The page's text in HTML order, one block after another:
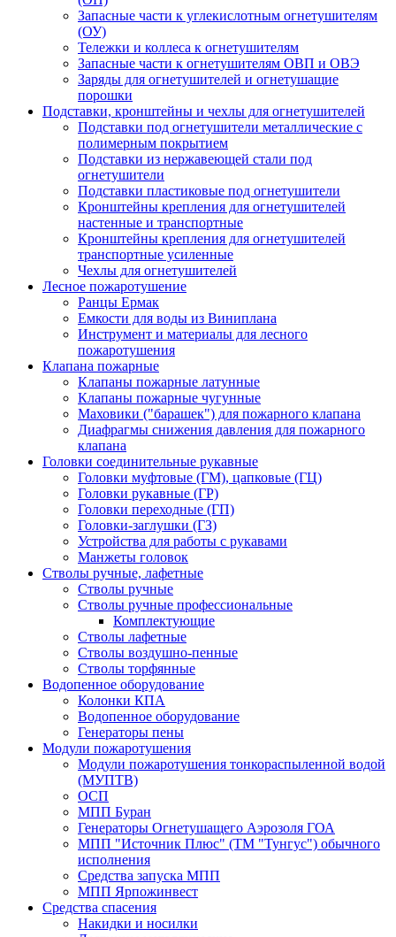
Запасные части к углекислотным огнетушителям
(ОУ)
Тележки и коллеса к огнетушителям
Запасные части к огнетушителям ОВП и ОВЭ
Заряды для огнетушителей и огнетушащие
порошки
Подставки, кронштейны и чехлы для огнетушителей
Подставки под огнетушители металлические с
полимерным покрытием
Подставки из нержавеющей стали под
огнетушители
Подставки пластиковые под огнетушители
Кронштейны крепления для огнетушителей
настенные и транспортные
Кронштейны крепления для огнетушителей
транспортные усиленные
Чехлы для огнетушителей
Лесное пожаротушение
Ранцы Ермак
Емкости для воды из Виниплана
Инструмент и материалы для лесного
пожаротушения
Клапана пожарные
Клапаны пожарные латунные
Клапаны пожарные чугунные
Маховики ("барашек") для пожарного клапана
Диафрагмы снижения давления для пожарного
клапана
Головки соединительные рукавные
Головки муфтовые (ГМ), цапковые (ГЦ)
Головки рукавные (ГР)
Головки переходные (ГП)
Головки-заглушки (ГЗ)
Устройства для работы с рукавами
Манжеты головок
Стволы ручные, лафетные
Стволы ручные
Стволы ручные профессиональные
Комплектующие
Стволы лафетные
Стволы воздушно-пенные
Стволы торфянные
Водопенное оборудование
Колонки КПА
Водопенное оборудование
Генераторы пены
Модули пожаротушения
Модули пожаротушения тонкораспыленной водой
(МУПТВ)
ОСП
МПП Буран
Генераторы Огнетушащего Аэрозоля ГОА
МПП "Источник Плюс" (ТМ "Тунгус") обычного
исполнения
Средства запуска МПП
МПП Ярпожинвест
Средства спасения
Накидки и носилки